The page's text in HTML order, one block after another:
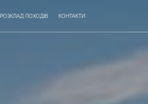
РОЗКЛАД ПОХОДІВ КОНТАКТИ